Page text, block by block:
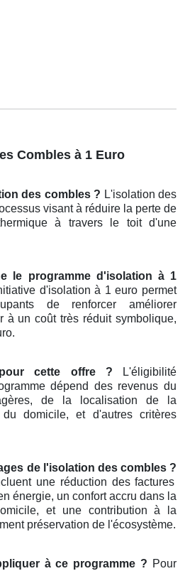
Combles à 1 Euro
des combles ? L'isolation des
visant à réduire la perte de
à travers le toit d'une
le programme d'isolation à 1
d'isolation à 1 euro permet
de renforcer améliorer
à un coût très réduit symbolique,
cette offre ? L'éligibilité
dépend des revenus du
de la localisation de la
du domicile, et d'autres critères
de l'isolation des combles ?
une réduction des factures
énergie, un confort accru dans la
et une contribution à la
préservation de l'écosystème.
à ce programme ? Pour